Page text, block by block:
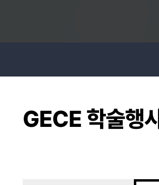
GECE 학술행